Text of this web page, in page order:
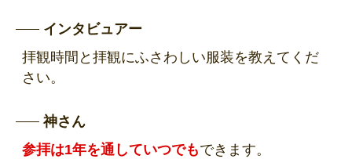
インタビュアー
拝観時間と拝観にふさわしい服装を教えてくだ
さい。
神さん
参拝は1年を通していつでもできます。